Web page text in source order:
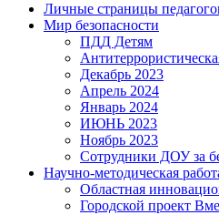
Личные страницы
Мир безопасности
ПДД Детям
Декабрь 2023
Апрель 2024
Январь 2024
ИЮНЬ 2023
Ноябрь 2023
Сотрудники ДОУ за
Научно-методическая
Областная
Городской проект